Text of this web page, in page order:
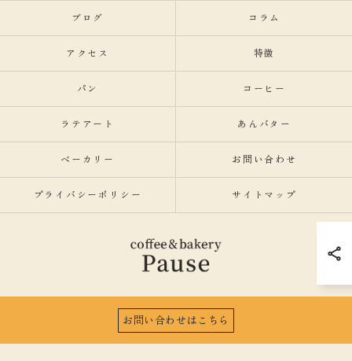
お問い合わせはこちら
ブログ コラム
アクセス 特徴
パン コーヒー
ラテアート あんバター
ベーカリー お問い合わせ
プライバシーポリシー サイトマップ
© 2026 愛知県名古屋市のカフェならcoffee&bakeryPause ALL RIGHTS RESERVED.